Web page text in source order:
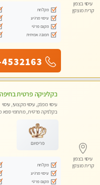
עיסוי בצפון
קרית מוצקין
מקלחת
עיסוי מרגיע
מקום פרטי
תמונה אמיתית
עיסוי בצפון
קרית מוצקין
עיסוי מפנק, עיסוי מקצועי, עיסוי
בקלניקה פרטית, מתחמי ספא
פרימיום
מקלחת
עיסוי מרגיע
מקום פרטי